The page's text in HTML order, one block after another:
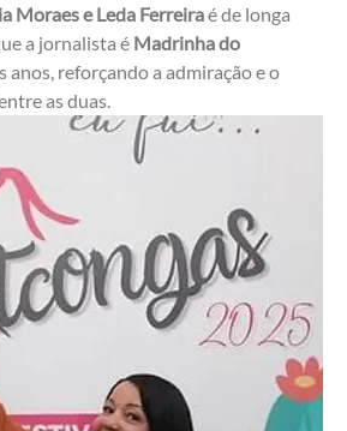
Moraes e Leda Ferreira é de longa
a jornalista é Madrinha do
anos, reforçando a admiração e o
as duas.